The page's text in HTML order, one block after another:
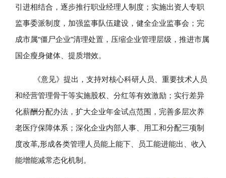
引进相结合，逐步推行职业经理人制度；实施出资人专职
监事委派制度，加强监事队伍建设，健全企业监事会；完
成市属“僵尸企业”清理处置，压缩企业管理层级，推进市属
国企瘦身健体、提质增效。
《意见》提出，支持对核心科研人员、重要技术人员
和经营管理骨干等实施股权、分红等有效激励；实行差异
化薪酬分配办法，扩大企业年金试点范围，完善多层次养
老医疗保障体系；深化企业内部人事、用工和分配三项制
度改革,形成各类管理人员能上能下、员工能进能出、收入
能增能减常态化机制。